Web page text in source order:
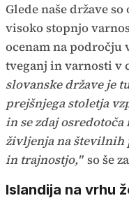
Glede naše države
visoko stopnjo
ocenam na področju
tveganj in varnosti v
slovanske države je
prejšnjega stoletja
in se zdaj
življenja na številnih
in trajnostjo," so še
Islandija na vrhu